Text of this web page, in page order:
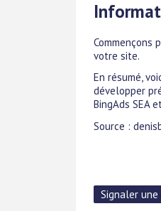
Commençons
votre site.
En résumé,
développer
BingAds SEA
Source :